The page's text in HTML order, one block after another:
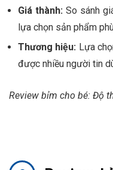
Giá thành: So sánh
lựa chọn sản phẩm
Thương hiệu: Lựa
được nhiều người tin
Review bỉm cho bé: Độ